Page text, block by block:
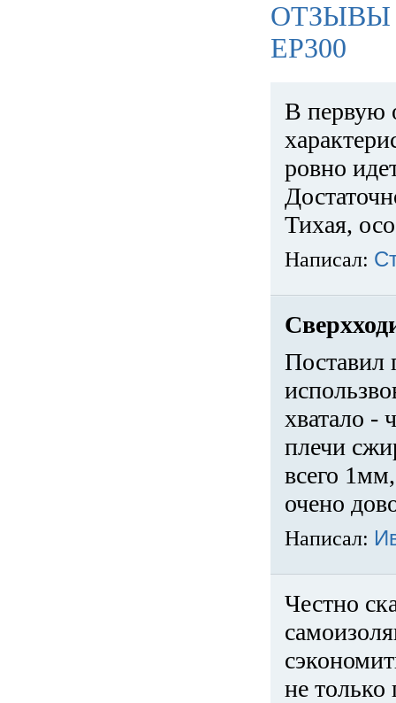
ОТЗЫВЫ
EP300
В первую
ровно
Тихая,
Написал:
Поставил
хватало -
плечи
всего
очено
Написал:
Честно
не только